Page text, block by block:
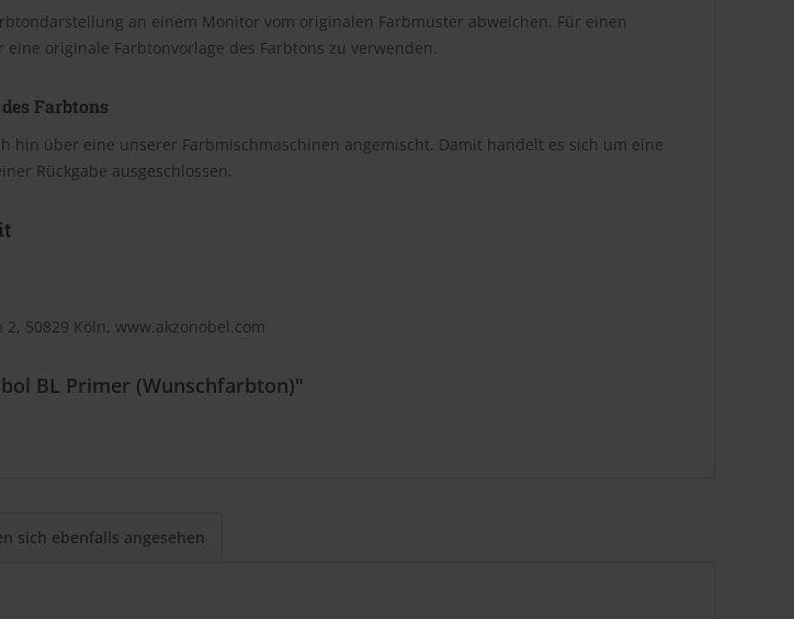
an einem Monitor vom originalen Farbmuster abweichen. Für einen
originale Farbtonvorlage des Farbtons zu verwenden.
Farbtons
hin über eine unserer Farbmischmaschinen angemischt. Damit handelt es sich um eine
Rückgabe ausgeschlossen.
50829 Köln, www.akzonobel.com
BL Primer (Wunschfarbton)"
sich ebenfalls angesehen